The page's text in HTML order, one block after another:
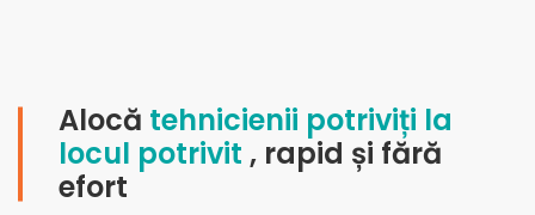
Alocă tehnicienii potriviți la
locul potrivit , rapid și fără
efort